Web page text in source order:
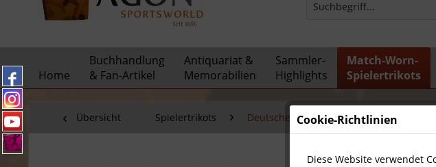
Home
Buchhandlung
& Fan-Artikel
Antiquariat &
Memorabilien
Sammler-
Highlights
Match-Worn-
Spielertrikots
Übersicht Spielertrikots Deutsche WM- und EM-Trikots
Cookie-Richtlinien
Diese Website verwendet